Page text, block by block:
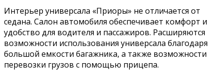
Интерьер универсала «Приоры» не отличается от
седана. Салон автомобиля обеспечивает комфорт и
удобство для водителя и пассажиров. Расширяются
возможности использования универсала благодаря
большой емкости багажника, а также возможности
перевозки грузов с помощью прицепа.